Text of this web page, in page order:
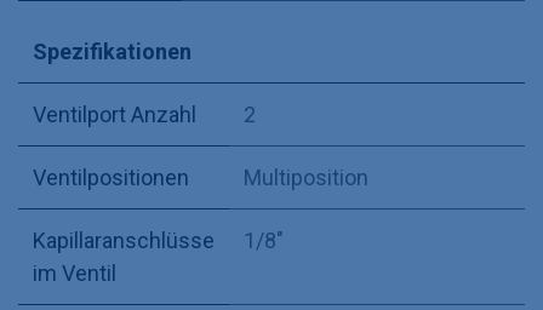
Spezifikationen
Ventilport Anzahl 2
Ventilpositionen Multiposition
Kapillaranschlüsse
im Ventil
1/8"